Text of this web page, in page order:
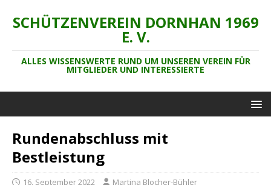
SCHÜTZENVEREIN DORNHAN 1969
E. V.
ALLES WISSENSWERTE RUND UM UNSEREN VEREIN FÜR
MITGLIEDER UND INTERESSIERTE
Rundenabschluss mit
Bestleistung
16. September 2022 Martina Blocher-Bühler